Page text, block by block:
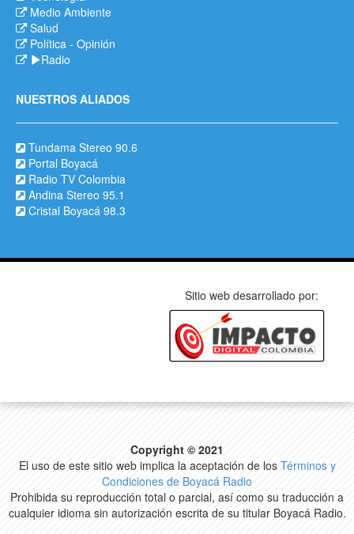
Medio Ambiente
Salud
Política - Opinión
Radio
NUESTROS ALIADOS
Tundama Stereo 90.6
Portal Boyacá
Radio TV Colombia
Andina Stereo 95.1
Cristal Boyacá 98.3
Sitio web desarrollado por:
Copyright © 2021
El uso de este sitio web implica la aceptación de los Términos y
Condiciones de Boyacá Radio
Prohibida su reproducción total o parcial, así como su traducción a
cualquier idioma sin autorización escrita de su titular Boyacá Radio.